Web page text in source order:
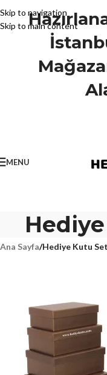
Skip to navigation
Skip to main content
MENU
Ana Sayfa/Hediye Kutu